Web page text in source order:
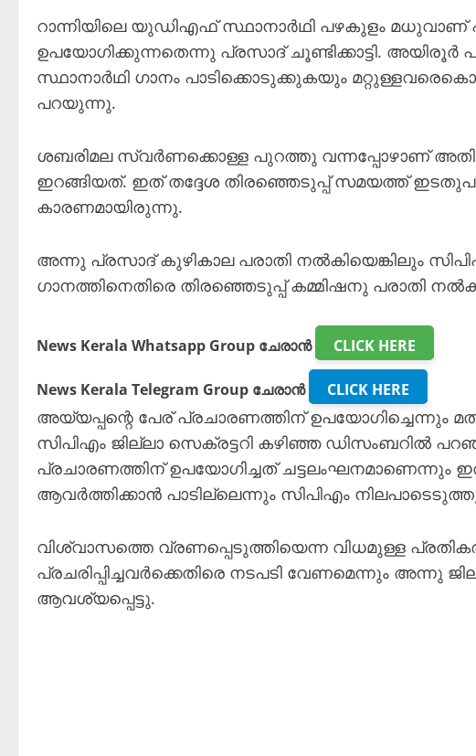
റാന്നിയിലെ യുഡിഎഫ് സ്ഥാനാർഥി പഴകുളം മധുവാണ്
ഉപയോഗിക്കുന്നതെന്നു പ്രസാദ് ചൂണ്ടിക്കാട്ടി.
സ്ഥാനാർഥി ഗാനം പാടിക്കൊടുക്കുകയും
പറയുന്നു.
ശബരിമല സ്വർണക്കൊള്ള പുറത്തു വന്നപ്പോഴാണ്
ഇറങ്ങിയത്. ഇത് തദ്ദേശ തിരഞ്ഞെടുപ്പ് സമയത്ത്
കാരണമായിരുന്നു.
അന്നു പ്രസാദ് കുഴികാല പരാതി നൽകിയെങ്കിലും
ഗാനത്തിനെതിരെ തിരഞ്ഞെടുപ്പ് കമ്മിഷനു പരാതി
News Kerala Whatsapp Group ചേരാൻ CLICK HERE
News Kerala Telegram Group ചേരാൻ CLICK HERE
അയ്യപ്പന്റെ പേര് പ്രചാരണത്തിന് ഉപയോഗിച്ചെന്നും
സിപിഎം ജില്ലാ സെക്രട്ടറി കഴിഞ്ഞ ഡിസംബറിൽ
പ്രചാരണത്തിന് ഉപയോഗിച്ചത് ചട്ടലംഘനമാണെന്നും
ആവർത്തിക്കാൻ പാടില്ലെന്നും സിപിഎം
വിശ്വാസത്തെ വ്രണപ്പെടുത്തിയെന്ന വിധമുള്ള
പ്രചരിപ്പിച്ചവർക്കെതിരെ നടപടി വേണമെന്നും അന്നു
ആവശ്യപ്പെട്ടു.